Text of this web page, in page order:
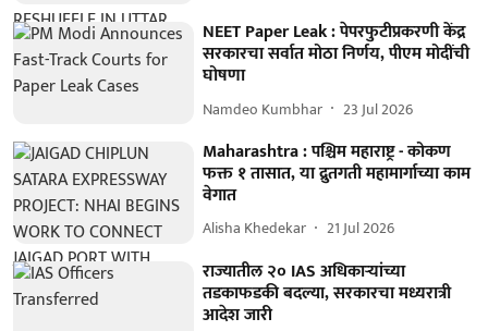
NEET Paper Leak : पेपरफुटीप्रकरणी केंद्र
सरकारचा सर्वात मोठा निर्णय, पीएम मोदींची
घोषणा
Namdeo Kumbhar 23 Jul 2026
Maharashtra : पश्चिम महाराष्ट्र - कोकण
फक्त १ तासात, या द्रुतगती महामार्गाच्या काम
वेगात
Alisha Khedekar 21 Jul 2026
राज्यातील २० IAS अधिकाऱ्यांच्या
तडकाफडकी बदल्या, सरकारचा मध्यरात्री
आदेश जारी